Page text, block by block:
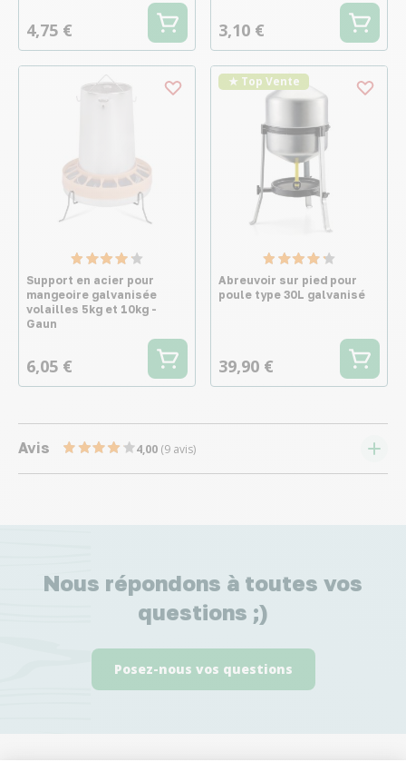
4,75 € 3,10 €
Support en acier pour
mangeoire galvanisée
volailles 5kg et 10kg -
Gaun
6,05 €
★ Top Vente
Abreuvoir sur pied pour
poule type 30L galvanisé
39,90 €
Avis 4,00 (9 avis)
Nous répondons à toutes vos
questions ;)
Posez-nous vos questions